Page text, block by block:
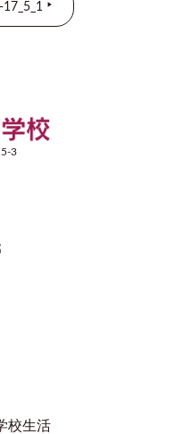
17_5_1
3
校生活